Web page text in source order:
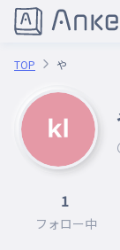
TOP や
1
フォロー中